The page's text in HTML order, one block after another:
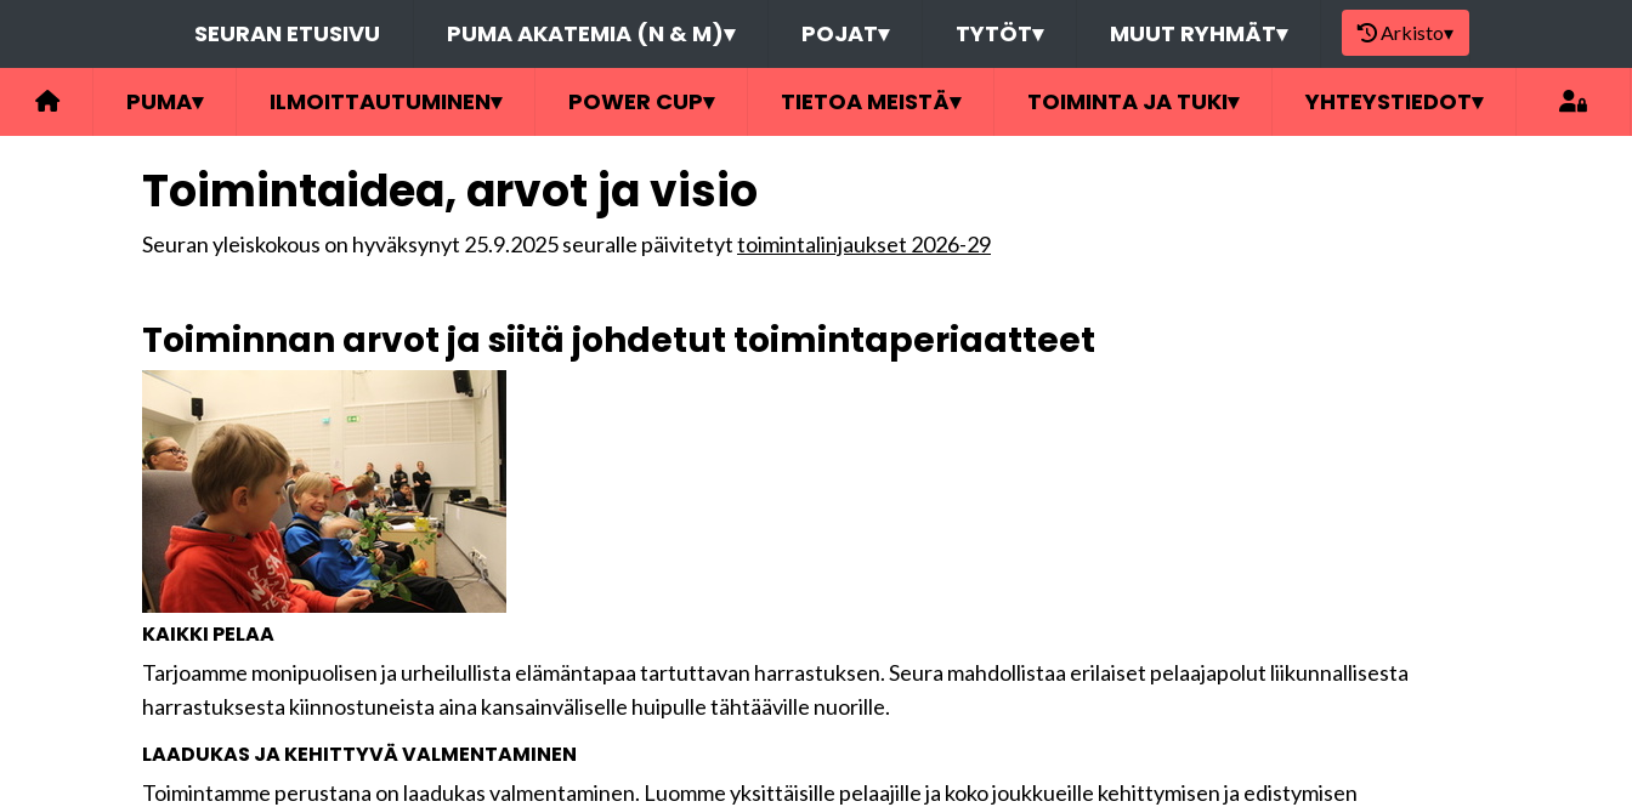
SEURAN ETUSIVU PUMA AKATEMIA (N & M)▾ POJAT▾ TYTÖT▾ MUUT RYHMÄT▾ Arkisto▾
PUMA▾ ILMOITTAUTUMINEN▾ POWER CUP▾ TIETOA MEISTÄ▾ TOIMINTA JA TUKI▾ YHTEYSTIEDOT▾
Toimintaidea, arvot ja visio
Seuran yleiskokous on hyväksynyt 25.9.2025 seuralle päivitetyttoimintalinjaukset 2026-29
Toiminnan arvot ja siitä johdetut toimintaperiaatteet
KAIKKI PELAA
Tarjoamme monipuolisen ja urheilullista elämäntapaa tartuttavan harrastuksen. Seura mahdollistaa erilaiset pelaajapolut liikunnallisesta
harrastuksesta kiinnostuneista aina kansainväliselle huipulle tähtääville nuorille.
LAADUKAS JA KEHITTYVÄ VALMENTAMINEN
Toimintamme perustana on laadukas valmentaminen. Luomme yksittäisille pelaajille ja koko joukkueille kehittymisen ja edistymisen